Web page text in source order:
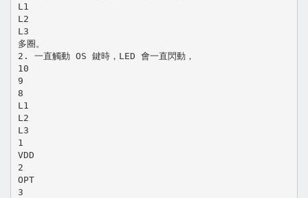
L1
L2
L3
多圈。
2. 一直觸動 OS 鍵時，LED 會一直閃動，
10
9
8
L1
L2
L3
1
VDD
2
OPT
3